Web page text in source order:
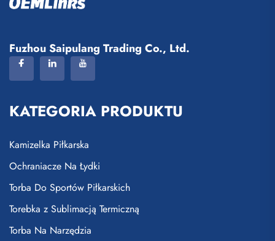
Fuzhou Saipulang Trading Co., Ltd.
KATEGORIA PRODUKTU
Kamizelka Piłkarska
Ochraniacze Na Łydki
Torba Do Sportów Piłkarskich
Torebka z Sublimacją Termiczną
Torba Na Narzędzia